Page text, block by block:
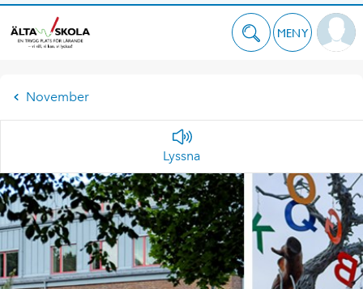
MENY
November
Lyssna